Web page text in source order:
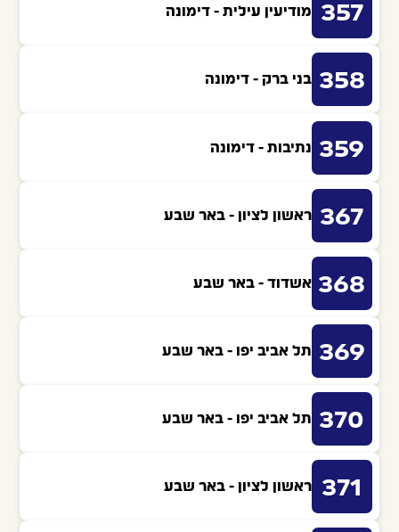
357 מודיעין עילית - דימונה
358 בני ברק - דימונה
359 נתיבות - דימונה
367 ראשון לציון - באר שבע
368 אשדוד - באר שבע
369 תל אביב יפו - באר שבע
370 תל אביב יפו - באר שבע
371 ראשון לציון - באר שבע